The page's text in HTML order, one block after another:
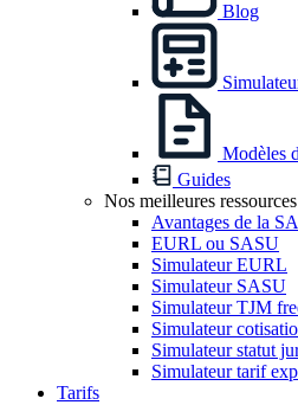
Blog
Modèles
Guides
Nos meilleures ressources
Avantages de la
EURL ou SASU
Simulateur EURL
Simulateur SASU
Simulateur TJM
Simulateur
Simulateur statut
Simulateur tarif
Tarifs